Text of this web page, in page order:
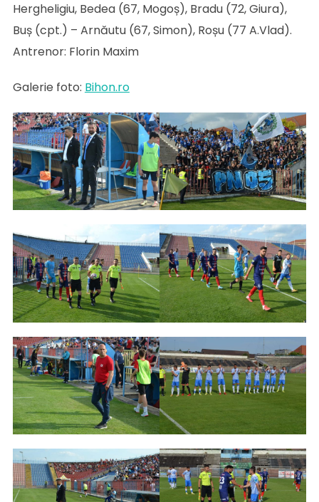
Hergheligiu, Bedea (67, Mogoș), Bradu (72, Giura),
Buș (cpt.) – Arnăutu (67, Simon), Roșu (77 A.Vlad).
Antrenor: Florin Maxim
Galerie foto: Bihon.ro